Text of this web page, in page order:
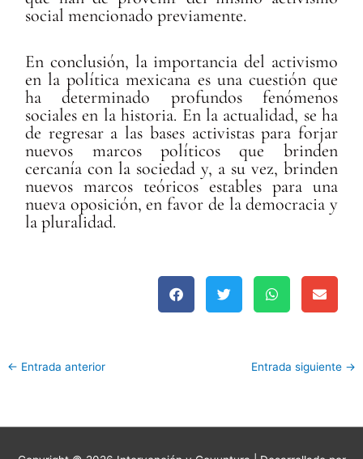
social mencionado previamente.
En conclusión, la importancia del activismo
en la política mexicana es una cuestión que
ha determinado profundos fenómenos
sociales en la historia. En la actualidad, se ha
de regresar a las bases activistas para forjar
nuevos marcos políticos que brinden
cercanía con la sociedad y, a su vez, brinden
nuevos marcos teóricos estables para una
nueva oposición, en favor de la democracia y
la pluralidad.
← Entrada anterior Entrada siguiente →